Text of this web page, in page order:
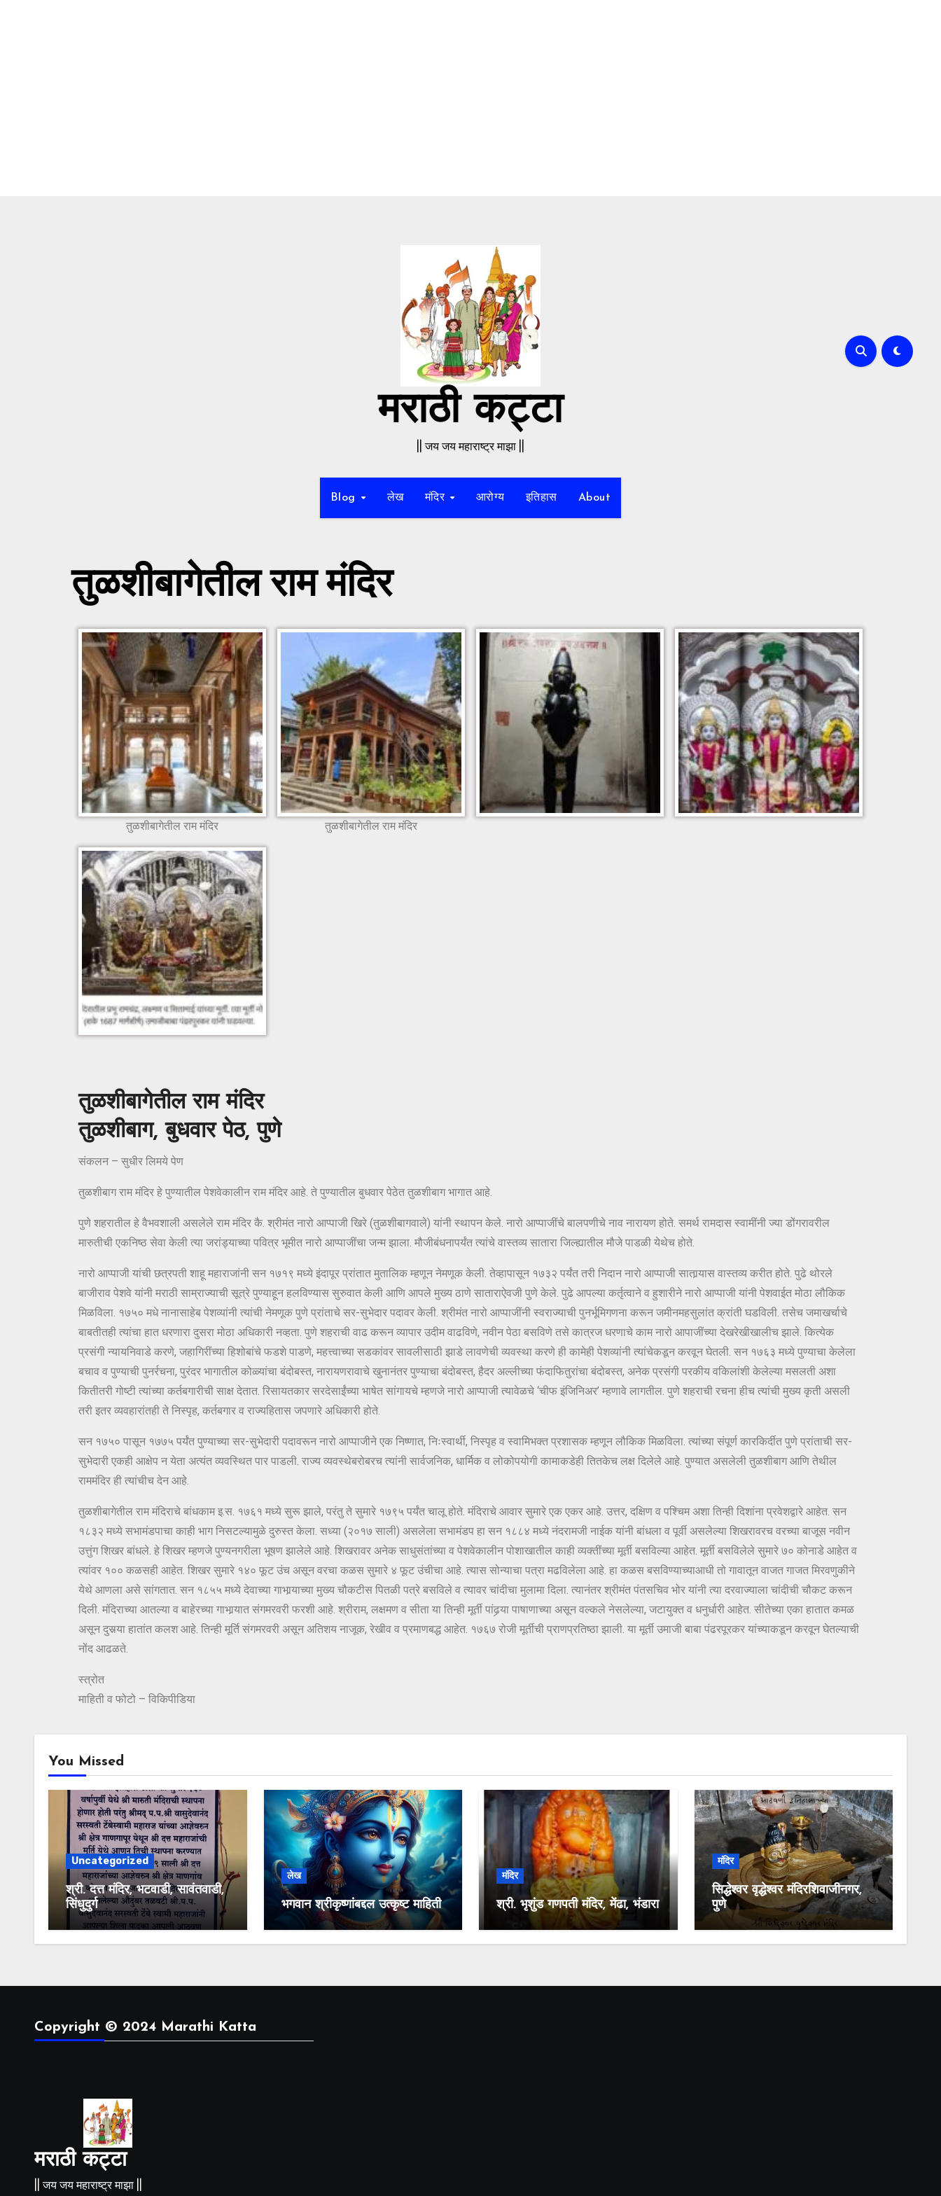
मराठी कट्टा
|| जय जय महाराष्ट्र माझा ||
Blog लेख मंदिर आरोग्य इतिहास About
तुळशीबागेतील राम मंदिर
तुळशीबागेतील राम मंदिर तुळशीबागेतील राम मंदिर
तुळशीबागेतील राम मंदिर
तुळशीबाग, बुधवार पेठ, पुणे
संकलन – सुधीर लिमये पेण
तुळशीबाग राम मंदिर हे पुण्यातील पेशवेकालीन राम मंदिर आहे. ते पुण्यातील बुधवार पेठेत तुळशीबाग भागात आहे.
पुणे शहरातील हे वैभवशाली असलेले राम मंदिर कै. श्रीमंत नारो आप्पाजी खिरे (तुळशीबागवाले) यांनी स्थापन केले. नारो आप्पाजींचे बालपणीचे नाव नारायण होते. समर्थ रामदास स्वामींनी ज्या डोंगरावरील
मारुतीची एकनिष्ठ सेवा केली त्या जरांड्याच्या पवित्र भूमीत नारो आप्पाजींचा जन्म झाला. मौजीबंधनापर्यंत त्यांचे वास्तव्य सातारा जिल्ह्यातील मौजे पाडळी येथेच होते.
नारो आप्पाजी यांची छत्रपती शाहू महाराजांनी सन १७१९ मध्ये इंदापूर प्रांतात मुतालिक म्हणून नेमणूक केली. तेव्हापासून १७३२ पर्यंत तरी निदान नारो आप्पाजी सातार्‍यास वास्तव्य करीत होते. पुढे थोरले
बाजीराव पेशवे यांनी मराठी साम्राज्याची सूत्रे पुण्याहून हलविण्यास सुरुवात केली आणि आपले मुख्य ठाणे साताराऐवजी पुणे केले. पुढे आपल्या कर्तृत्वाने व हुशारीने नारो आप्पाजी यांनी पेशवाईत मोठा लौकिक
मिळविला. १७५० मधे नानासाहेब पेशव्यांनी त्यांची नेमणूक पुणे प्रांताचे सर-सुभेदार पदावर केली. श्रीमंत नारो आप्पाजींनी स्वराज्याची पुनर्भूमिगणना करून जमीनमहसुलांत क्रांती घडविली. तसेच जमाखर्चाचे
बाबतीतही त्यांचा हात धरणारा दुसरा मोठा अधिकारी नव्हता. पुणे शहराची वाढ करून व्यापार उदीम वाढविणे, नवीन पेठा बसविणे तसे कात्रज धरणाचे काम नारो आपाजींच्या देखरेखीखालीच झाले. कित्येक
प्रसंगी न्यायनिवाडे करणे, जहागिरींच्या हिशोबांचे फडशे पाडणे, महत्त्वाच्या सडकांवर सावलीसाठी झाडे लावणेची व्यवस्था करणे ही कामेही पेशव्यांनी त्यांचेकडून करवून घेतली. सन १७६३ मध्ये पुण्याचा केलेला
बचाव व पुण्याची पुनर्रचना, पुरंदर भागातील कोळ्यांचा बंदोबस्त, नारायणरावाचे खुनानंतर पुण्याचा बंदोबस्त, हैदर अल्लीच्या फंदाफितुरांचा बंदोबस्त, अनेक प्रसंगी परकीय वकिलांशी केलेल्या मसलती अशा
कितीतरी गोष्टी त्यांच्या कर्तबगारीची साक्ष देतात. रिसायतकार सरदेसाईंच्या भाषेत सांगायचे म्हणजे नारो आप्पाजी त्यावेळचे ‘चीफ इंजिनिअर’ म्हणावे लागतील. पुणे शहराची रचना हीच त्यांची मुख्य कृती असली
तरी इतर व्यवहारांतही ते निस्पृह, कर्तबगार व राज्यहितास जपणारे अधिकारी होते.
सन १७५० पासून १७७५ पर्यंत पुण्याच्या सर-सुभेदारी पदावरून नारो आप्पाजीने एक निष्णात, निःस्वार्थी, निस्पृह व स्वामिभक्त प्रशासक म्हणून लौकिक मिळविला. त्यांच्या संपूर्ण कारकिर्दीत पुणे प्रांताची सर-
सुभेदारी एकही आक्षेप न येता अत्यंत व्यवस्थित पार पाडली. राज्य व्यवस्थेबरोबरच त्यांनी सार्वजनिक, धार्मिक व लोकोपयोगी कामाकडेही तितकेच लक्ष दिलेले आहे. पुण्यात असलेली तुळशीबाग आणि तेथील
राममंदिर ही त्यांचीच देन आहे.
तुळशीबागेतील राम मंदिराचे बांधकाम इ.स. १७६१ मध्ये सुरू झाले, परंतु ते सुमारे १७९५ पर्यंत चालू होते. मंदिराचे आवार सुमारे एक एकर आहे. उत्तर, दक्षिण व पश्चिम अशा तिन्ही दिशांना प्रवेशद्वारे आहेत. सन
१८३२ मध्ये सभामंडपाचा काही भाग निसटल्यामुळे दुरुस्त केला. सध्या (२०१७ साली) असलेला सभामंडप हा सन १८८४ मध्ये नंदरामजी नाईक यांनी बांधला व पूर्वी असलेल्या शिखरावरच वरच्या बाजूस नवीन
उत्तुंग शिखर बांधले. हे शिखर म्हणजे पुण्यनगरीला भूषण झालेले आहे. शिखरावर अनेक साधुसंतांच्या व पेशवेकालीन पोशाखातील काही व्यक्तींच्या मूर्ती बसविल्या आहेत. मूर्ती बसविलेले सुमारे ७० कोनाडे आहेत व
त्यांवर १०० कळसही आहेत. शिखर सुमारे १४० फूट उंच असून वरचा कळस सुमारे ४ फूट उंचीचा आहे. त्यास सोन्याचा पत्रा मढविलेला आहे. हा कळस बसविण्याच्याआधी तो गावातून वाजत गाजत मिरवणुकीने
येथे आणला असे सांगतात. सन १८५५ मध्ये देवाच्या गाभार्‍याच्या मुख्य चौकटीस पितळी पत्रे बसविले व त्यावर चांदीचा मुलामा दिला. त्यानंतर श्रीमंत पंतसचिव भोर यांनी त्या दरवाज्याला चांदीची चौकट करून
दिली. मंदिराच्या आतल्या व बाहेरच्या गाभार्‍यात संगमरवरी फरशी आहे. श्रीराम, लक्षमण व सीता या तिन्ही मूर्ती पांढर्‍या पाषाणाच्या असून वल्कले नेसलेल्या, जटायुक्त व धनुर्धारी आहेत. सीतेच्या एका हातात कमळ
असून दुसर्‍या हातांत कलश आहे. तिन्ही मूर्ति संगमरवरी असून अतिशय नाजूक, रेखीव व प्रमाणबद्ध आहेत. १७६७ रोजी मूर्तीची प्राणप्रतिष्ठा झाली. या मूर्ती उमाजी बाबा पंढरपूरकर यांच्याकडून करवून घेतल्याची
नोंद आढळते.
स्त्रोत
माहिती व फोटो – विकिपीडिया
You Missed
Uncategorized
श्री. दत्त मंदिर, भटवाडी, सावंतवाडी,
सिंधुदुर्ग
लेख
भगवान श्रीकृष्णांबद्दल उत्कृष्ट माहिती
मंदिर
श्री. भृशुंड गणपती मंदिर, मेंढा, भंडारा
मंदिर
सिद्धेश्वर वृद्धेश्वर मंदिरशिवाजीनगर,
पुणे
Copyright © 2024 Marathi Katta
मराठी कट्टा
|| जय जय महाराष्ट्र माझा ||